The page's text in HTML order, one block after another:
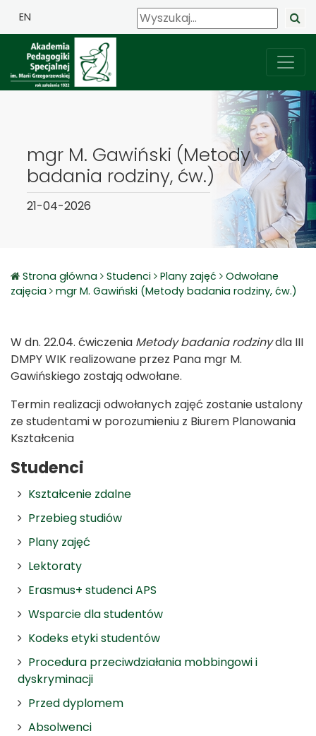
EN
mgr M. Gawiński (Metody
badania rodziny, ćw.)
21-04-2026
Strona główna Studenci Plany zajęć
Odwołane
zajęcia
mgr M. Gawiński (Metody badania rodziny, ćw.)
Studenci
Kształcenie zdalne
Przebieg studiów
Plany zajęć
Lektoraty
Erasmus+ studenci APS
Wsparcie dla studentów
Kodeks etyki studentów
Procedura przeciwdziałania mobbingowi i
dyskryminacji
Przed dyplomem
Absolwenci
W dn. 22.04. ćwiczenia Metody badania rodzinydla III
DMPY WIK realizowane przez Pana mgr M.
Gawińskiego zostają odwołane.
Termin realizacji odwołanych zajęć zostanie ustalony
ze studentami w porozumieniu z Biurem Planowania
Kształcenia